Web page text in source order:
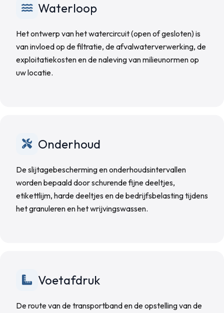
Waterloop
Het ontwerp van het watercircuit (open of gesloten) is
van invloed op de filtratie, de afvalwaterverwerking, de
exploitatiekosten en de naleving van milieunormen op
uw locatie.
Onderhoud
De slijtagebescherming en onderhoudsintervallen
worden bepaald door schurende fijne deeltjes,
etikettlijm, harde deeltjes en de bedrijfsbelasting tijdens
het granuleren en het wrijvingswassen.
Voetafdruk
De route van de transportband en de opstelling van de